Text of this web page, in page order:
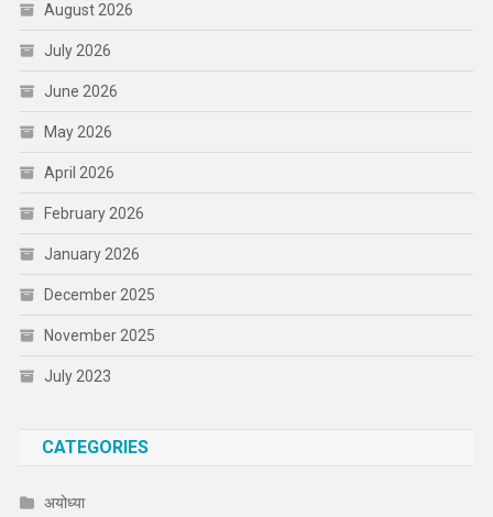
August 2026
July 2026
June 2026
May 2026
April 2026
February 2026
January 2026
December 2025
November 2025
July 2023
CATEGORIES
अयोध्या